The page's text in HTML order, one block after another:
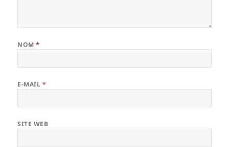
NOM*
E-MAIL *
SITE WEB